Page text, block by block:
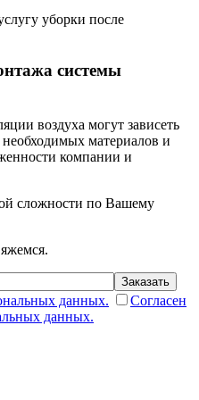
уборки после
системы
воздуха могут зависеть
материалов и
компании и
сложности по Вашему
Заказать
данных.
Согласен
данных.